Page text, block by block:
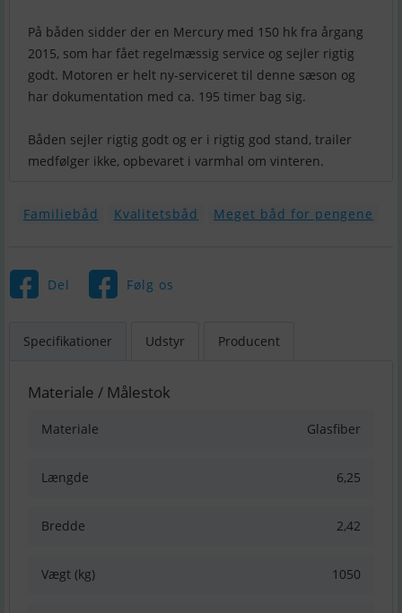
På båden sidder der en Mercury med 150 hk fra årgang
2015, som har fået regelmæssig service og sejler rigtig
godt. Motoren er helt ny-serviceret til denne sæson og
har dokumentation med ca. 195 timer bag sig.
Båden sejler rigtig godt og er i rigtig god stand, trailer
medfølger ikke, opbevaret i varmhal om vinteren.
Familiebåd Kvalitetsbåd Meget båd for pengene
Del Følg os
Specifikationer Udstyr Producent
Materiale / Målestok
Materiale Glasfiber
Længde 6,25
Bredde 2,42
Vægt (kg) 1050